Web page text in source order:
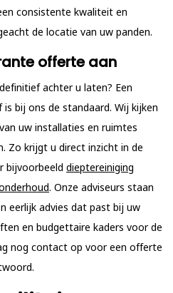
consistente kwaliteit en
de locatie van uw panden.
offerte aan
achter u laten? Een
bij ons de standaard. Wij kijken
uw installaties en ruimtes
Zo krijgt u direct inzicht in de
bijvoorbeeld dieptereiniging
. Onze adviseurs staan
eerlijk advies dat past bij uw
en budgettaire kaders voor de
nog contact op voor een offerte